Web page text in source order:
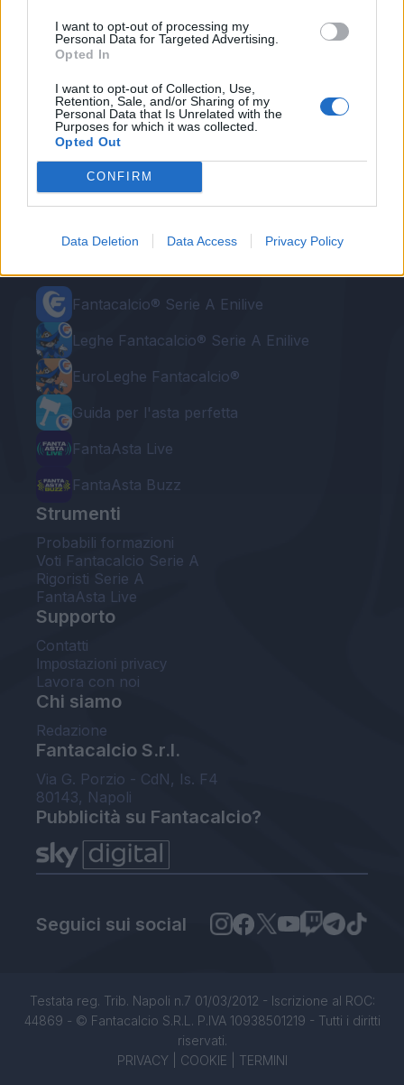
I want to opt-out of processing my
Personal Data for Targeted Advertising.
Opted In
I want to opt-out of Collection, Use,
Retention, Sale, and/or Sharing of my
Personal Data that Is Unrelated with the
Purposes for which it was collected.
Opted Out
CONFIRM
Data Deletion Data Access Privacy Policy
Autore
Fantacalcio® Serie A Enilive
Leghe Fantacalcio® Serie A Enilive
EuroLeghe Fantacalcio®
Guida per l'asta perfetta
FantaAsta Live
FantaAsta Buzz
Strumenti
Probabili formazioni
Voti Fantacalcio Serie A
Rigoristi Serie A
FantaAsta Live
Supporto
Contatti
Impostazioni privacy
Lavora con noi
Chi siamo
Redazione
Fantacalcio S.r.l.
Via G. Porzio - CdN, Is. F4
80143, Napoli
Pubblicità su Fantacalcio?
Seguici sui social
Testata reg. Trib. Napoli n.7 01/03/2012 - Iscrizione al ROC:
44869 - © Fantacalcio S.R.L. P.IVA 10938501219 - Tutti i diritti
riservati.
PRIVACY| COOKIE TERMINI